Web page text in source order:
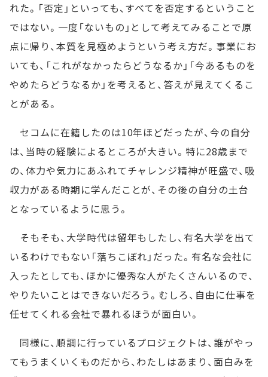
れた。「否定」といっても、すべてを否定するということ
ではない。一度「ないもの」として考えてみることで原
点に帰り、本質を見極めようという考え方だ。事業にお
いても、「これがなかったらどうなるか」「今あるものを
やめたらどうなるか」を考えると、答えが見えてくるこ
とがある。
セコムに在籍したのは10年ほどだったが、今の自分
は、当時の経験によるところが大きい。特に28歳まで
の、体力や気力にあふれてチャレンジ精神が旺盛で、吸
収力がある時期に学んだことが、その後の自分の土台
となっているように思う。
そもそも、大学時代は留年もしたし、有名大学を出て
いるわけでもない「落ちこぼれ」だった。有名な会社に
入ったとしても、ほかに優秀な人がたくさんいるので、
やりたいことはできないだろう。むしろ、自由に仕事を
任せてくれる会社で暴れるほうが面白い。
同様に、順調に行っているプロジェクトは、誰がやっ
てもうまくいくものだから、わたしはあまり、面白みを